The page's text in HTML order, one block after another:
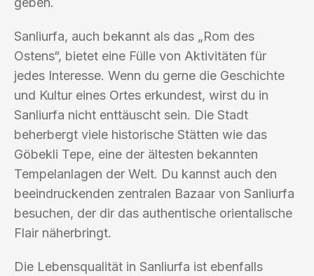
Sanliurfa, auch bekannt als das „Rom des
Ostens“, bietet eine Fülle von Aktivitäten für
jedes Interesse. Wenn du gerne die Geschichte
und Kultur eines Ortes erkundest, wirst du in
Sanliurfa nicht enttäuscht sein. Die Stadt
beherbergt viele historische Stätten wie das
Göbekli Tepe, eine der ältesten bekannten
Tempelanlagen der Welt. Du kannst auch den
beeindruckenden zentralen Bazaar von Sanliurfa
besuchen, der dir das authentische orientalische
Flair näherbringt.
Die Lebensqualität in Sanliurfa ist ebenfalls